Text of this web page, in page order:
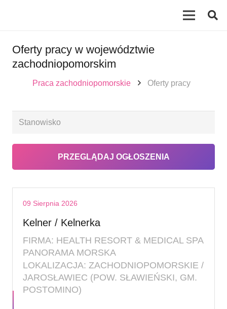
Oferty pracy w województwie
zachodniopomorskim
Praca zachodniopomorskie Oferty pracy
09 Sierpnia 2026
Kelner / Kelnerka
FIRMA: HEALTH RESORT & MEDICAL SPA
PANORAMA MORSKA
LOKALIZACJA: ZACHODNIOPOMORSKIE /
JAROSŁAWIEC (POW. SŁAWIEŃSKI, GM.
POSTOMINO)